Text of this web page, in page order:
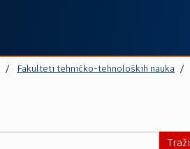
Fakulteti tehničko-tehnoloških nauka
Traži